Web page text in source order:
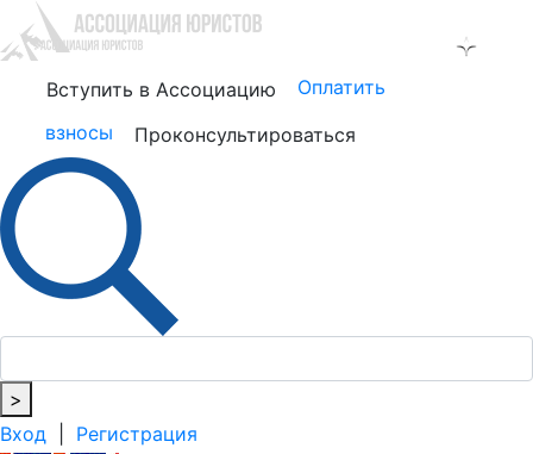
Вступить в Ассоциацию
Оплатить
взносы
Проконсультироваться
>
Вход
Регистрация